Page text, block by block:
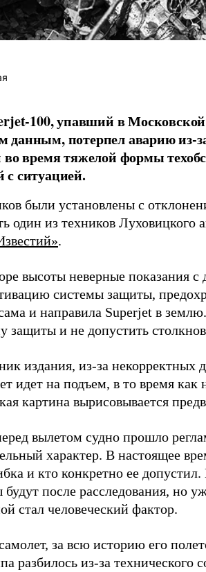
100, упавший в
данным, потерпел аварию из-
во время тяжелой формы
ситуацией.
были установлены с
один из техников Луховицкого
.
высоты неверные показания с
системы защиты,
и направила Superjet в
защиты и не допустить
издания, из-за некорректных
идет на подъем, в то время как
картина вырисовывается
вылетом судно прошло
характер. В настоящее
и кто конкретно ее
после расследования, но
стал человеческий фактор.
за всю историю его
разбилось из-за технического